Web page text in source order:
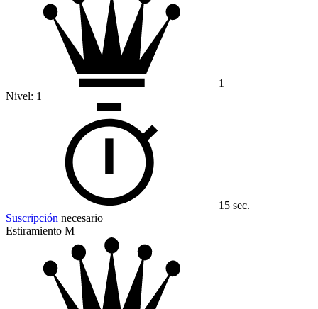
1
Nivel: 1
15 sec.
Suscripción necesario
Estiramiento M